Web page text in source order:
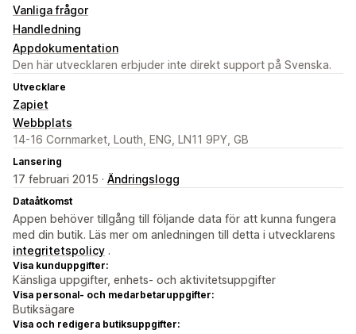
Vanliga frågor
Handledning
Appdokumentation
Den här utvecklaren erbjuder inte direkt support på Svenska.
Utvecklare
Zapiet
Webbplats
14-16 Cornmarket, Louth, ENG, LN11 9PY, GB
Lansering
17 februari 2015 · Ändringslogg
Dataåtkomst
Appen behöver tillgång till följande data för att kunna fungera
med din butik. Läs mer om anledningen till detta i utvecklarens
integritetspolicy .
Visa kunduppgifter:
Känsliga uppgifter, enhets- och aktivitetsuppgifter
Visa personal- och medarbetaruppgifter:
Butiksägare
Visa och redigera butiksuppgifter: